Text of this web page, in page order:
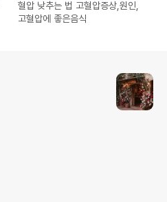
혈압 낮추는 법 고혈압증상,원인,
고혈압에 좋은음식